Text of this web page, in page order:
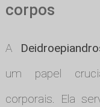
corpos
A
um papel
corporais. Ela